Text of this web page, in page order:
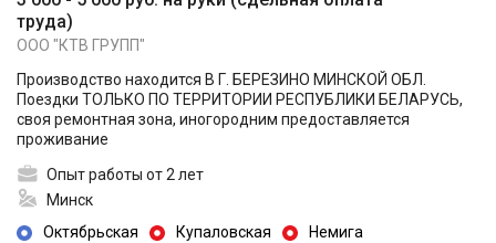
труда)
ООО "КТВ ГРУПП"
Производство находится В Г. БЕРЕЗИНО МИНСКОЙ ОБЛ.
Поездки ТОЛЬКО ПО ТЕРРИТОРИИ РЕСПУБЛИКИ БЕЛАРУСЬ,
своя ремонтная зона, иногородним предоставляется
проживание
Опыт работы от 2 лет
Минск
Октябрьская
Купаловская
Немига